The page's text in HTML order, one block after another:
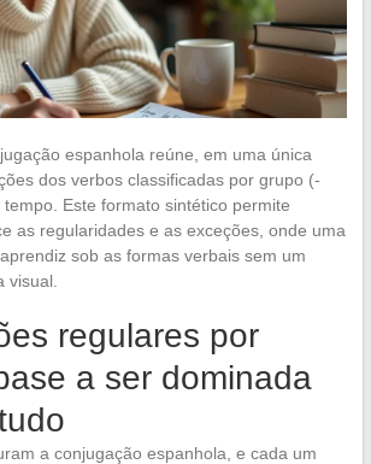
espanhola reúne, em uma única
dos verbos classificadas por grupo (-
Este formato sintético permite
as regularidades e as exceções, onde uma
sob as formas verbais sem um
visual.
regulares por
a ser dominada
a conjugação espanhola, e cada um